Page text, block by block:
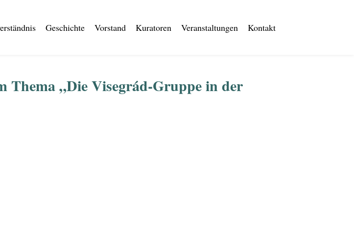
Geschichte Vorstand Kuratoren Veranstaltungen Kontakt
Thema „Die Visegrád-Gruppe in der